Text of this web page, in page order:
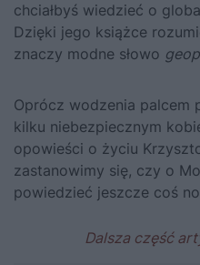
chciałbyś wiedzieć o
Dzięki jego książce
znaczy modne słowo
Oprócz wodzenia palcem
kilku niebezpiecznym
opowieści o życiu
zastanowimy się, czy o
powiedzieć jeszcze coś